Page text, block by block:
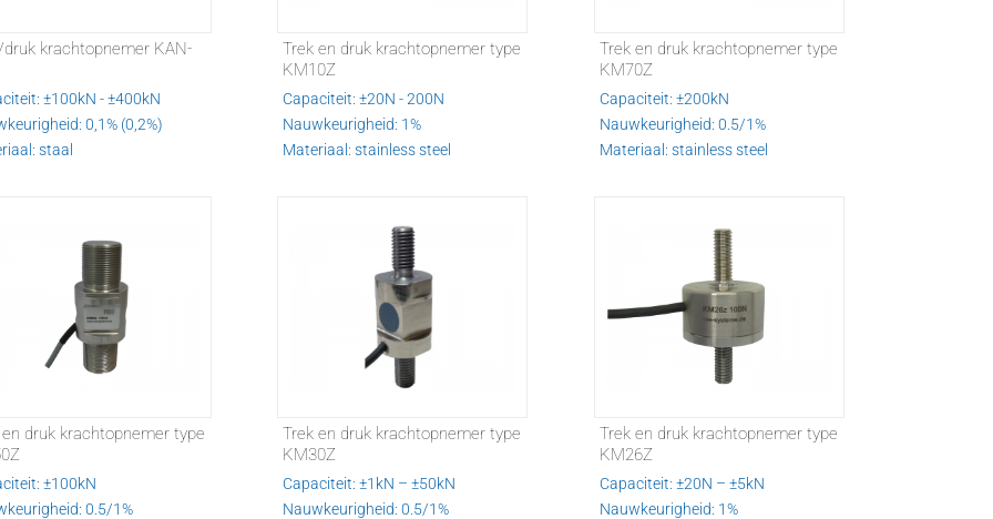
krachtopnemer KAN-
±100kN - ±400kN
0,1% (0,2%)
staal
Trek en druk krachtopnemer type
KM10Z
Capaciteit: ±20N - 200N
Nauwkeurigheid: 1%
Materiaal: stainless steel
Trek en druk krachtopnemer type
KM70Z
Capaciteit: ±200kN
Nauwkeurigheid: 0.5/1%
Materiaal: stainless steel
druk krachtopnemer type
±100kN
0.5/1%
Trek en druk krachtopnemer type
KM30Z
Capaciteit: ±1kN – ±50kN
Nauwkeurigheid: 0.5/1%
Trek en druk krachtopnemer type
KM26Z
Capaciteit: ±20N – ±5kN
Nauwkeurigheid: 1%